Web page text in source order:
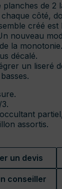
planches de
côté,
créé
nouveau
la
décalé.
un liseré
assortis.
un devis
conseiller